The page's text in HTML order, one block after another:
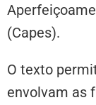
(Capes).
O texto
envolvam as